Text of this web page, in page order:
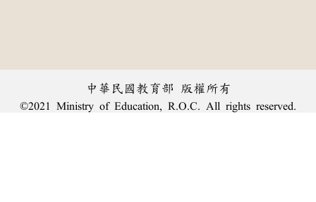
中華民國教育部 版權所有
©2021 Ministry of Education, R.O.C. All rights reserved.